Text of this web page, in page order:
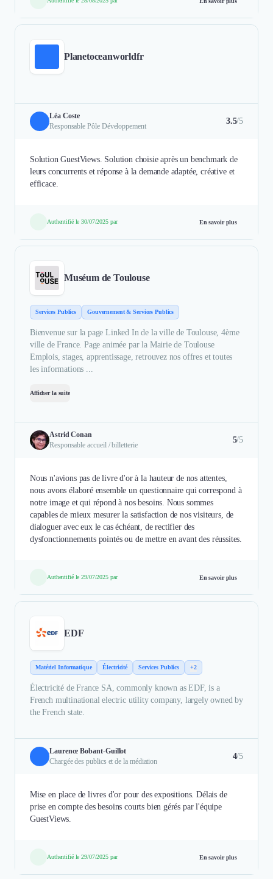
Planetoceanworldfr
Léa Coste
Responsable Pôle Développement
3.5/5
Solution GuestViews. Solution choisie après un benchmark de
leurs concurrents et réponse à la demande adaptée, créative et
efficace.
Authentifié le 30/07/2025 par En savoir plus
Muséum de Toulouse
Services Publics Gouvernement & Services Publics
Bienvenue sur la page Linked In de la ville de Toulouse, 4ème
ville de France. Page animée par la Mairie de Toulouse
Emplois, stages, apprentissage, retrouvez nos offres et toutes
les informations ...
Afficher la suite
Astrid Conan
Responsable accueil / billetterie
5/5
Nous n'avions pas de livre d'or à la hauteur de nos attentes,
nous avons élaboré ensemble un questionnaire qui correspond à
notre image et qui répond à nos besoins. Nous sommes
capables de mieux mesurer la satisfaction de nos visiteurs, de
dialoguer avec eux le cas échéant, de rectifier des
dysfonctionnements pointés ou de mettre en avant des réussites.
Authentifié le 29/07/2025 par En savoir plus
EDF
Matériel Informatique Électricité Services Publics +2
Électricité de France SA, commonly known as EDF, is a
French multinational electric utility company, largely owned by
the French state.
Laurence Bobant-Guillot
Chargée des publics et de la médiation
4/5
Mise en place de livres d'or pour des expositions. Délais de
prise en compte des besoins courts bien gérés par l'équipe
GuestViews.
Authentifié le 29/07/2025 par En savoir plus